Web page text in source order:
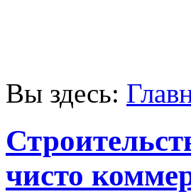
Вы здесь:
чисто